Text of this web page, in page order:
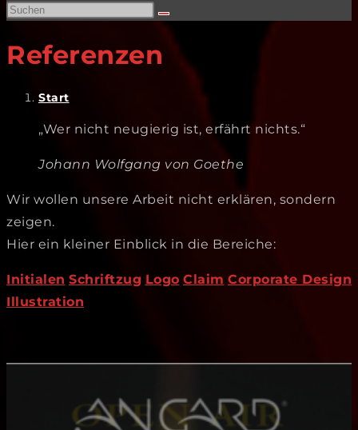
umschalten
Diese
durchsuchen
Referenzen
Start
„Wer nicht neugierig ist, erfährt nichts.“
Johann Wolfgang von Goethe
Wir wollen unsere Arbeit nicht erklären, sondern
zeigen.
Hier ein kleiner Einblick in die Bereiche:
Initialen Schriftzug Logo Claim Corporate Design
Illustration